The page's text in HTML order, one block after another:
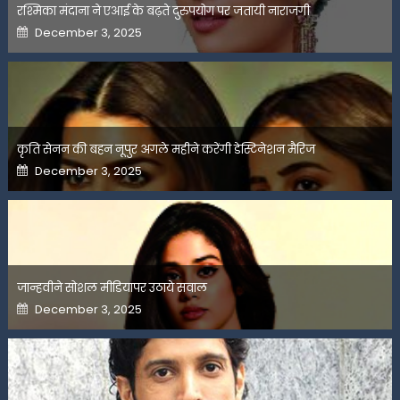
रश्मिका मंदाना ने एआई के बढ़ते दुरुपयोग पर जतायी नाराजगी
Posted
on
December 3, 2025
कृति सेनन की बहन नूपुर अगले महीने करेंगी डेस्टिनेशन मैरिज
Posted
on
December 3, 2025
जान्हवीने सोशल मीडियापर उठाये सवाल
Posted
on
December 3, 2025